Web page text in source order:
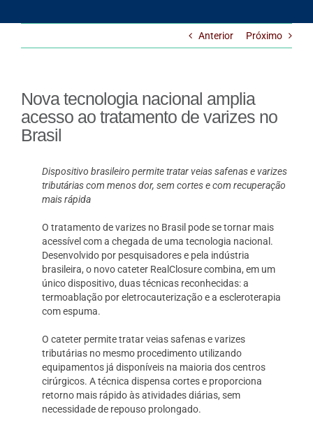
Anterior Próximo
Nova tecnologia nacional amplia
acesso ao tratamento de varizes no
Brasil
Dispositivo brasileiro permite tratar veias safenas e varizes
tributárias com menos dor, sem cortes e com recuperação
mais rápida
O tratamento de varizes no Brasil pode se tornar mais
acessível com a chegada de uma tecnologia nacional.
Desenvolvido por pesquisadores e pela indústria
brasileira, o novo cateter RealClosure combina, em um
único dispositivo, duas técnicas reconhecidas: a
termoablação por eletrocauterização e a escleroterapia
com espuma.
O cateter permite tratar veias safenas e varizes
tributárias no mesmo procedimento utilizando
equipamentos já disponíveis na maioria dos centros
cirúrgicos. A técnica dispensa cortes e proporciona
retorno mais rápido às atividades diárias, sem
necessidade de repouso prolongado.